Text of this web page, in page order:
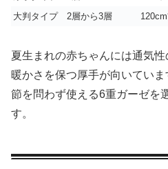
大判タイプ
2層から3層
夏生まれの赤ちゃんには通気
暖かさを保つ厚手が向いてい
節を問わず使える6重ガーゼを
す。